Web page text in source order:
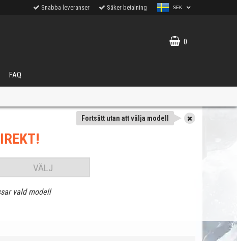
Snabba leveranser Säker betalning SEK
0
FAQ
Fortsätt utan att välja modell
VÄLJ
vald modell